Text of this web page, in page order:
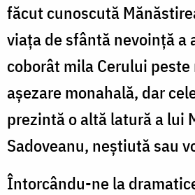
făcut cunoscută
viața de sfântă nevoinţă a
coborât mila Cerului
așezare monahală, dar
prezintă o altă latură a lui
Sadoveanu, neștiută sau
Întorcându-ne la